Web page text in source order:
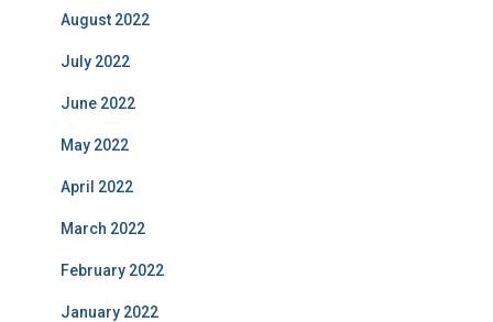
August 2022
July 2022
June 2022
May 2022
April 2022
March 2022
February 2022
January 2022